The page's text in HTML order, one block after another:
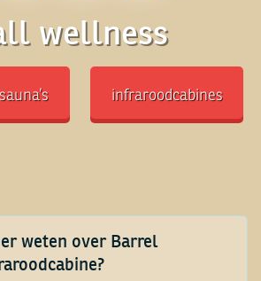
wellness
sauna’s infraroodcabines
weten over Barrel